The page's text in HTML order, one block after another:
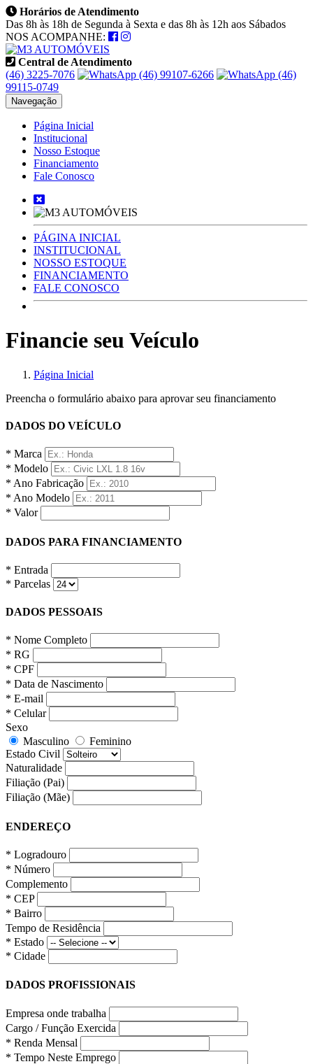
Horários de Atendimento
Das 8h às 18h de Segunda à Sexta e das 8h às 12h aos Sábados
NOS ACOMPANHE:
Central de Atendimento
(46) 3225-7076
(46) 99107-6266
(46)
99115-0749
Navegação
Página Inicial
Institucional
Nosso Estoque
Financiamento
Fale Conosco
PÁGINA INICIAL
INSTITUCIONAL
NOSSO ESTOQUE
FINANCIAMENTO
FALE CONOSCO
Financie seu Veículo
Página Inicial
Preencha o formulário abaixo para aprovar seu financiamento
DADOS DO VEÍCULO
* Marca
* Modelo
* Ano Fabricação
* Ano Modelo
* Valor
DADOS PARA FINANCIAMENTO
* Entrada
* Parcelas
DADOS PESSOAIS
* Nome Completo
* RG
* CPF
* Data de Nascimento
* E-mail
* Celular
Sexo
Masculino
Feminino
Estado Civil
Naturalidade
Filiação (Pai)
Filiação (Mãe)
ENDEREÇO
* Logradouro
* Número
Complemento
* CEP
* Bairro
Tempo de Residência
* Estado
* Cidade
DADOS PROFISSIONAIS
Empresa onde trabalha
Cargo / Função Exercida
* Renda Mensal
* Tempo Neste Emprego